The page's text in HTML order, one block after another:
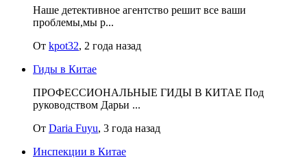
Наше детективное агентство решит все ваши
проблемы,мы р...
От kpot32, 2 года назад
Гиды в Китае
ПРОФЕССИОНАЛЬНЫЕ ГИДЫ В КИТАЕ Под
руководством Дарьи ...
От Daria Fuyu, 3 года назад
Инспекции в Китае